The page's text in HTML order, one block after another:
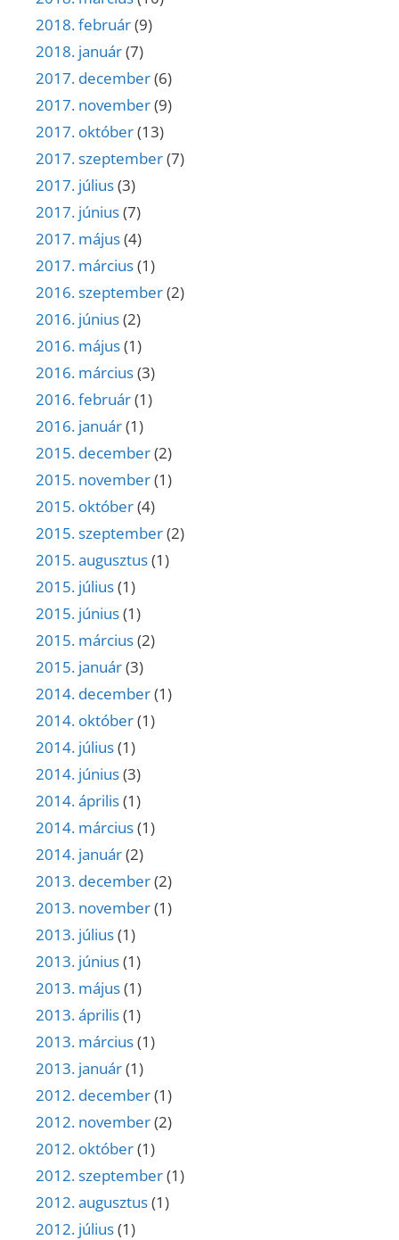
2018. február(9)
2018. január(7)
2017. december(6)
2017. november(9)
2017. október(13)
2017. szeptember(7)
2017. július(3)
2017. június(7)
2017. május(4)
2017. március(1)
2016. szeptember(2)
2016. június(2)
2016. május(1)
2016. március(3)
2016. február(1)
2016. január(1)
2015. december(2)
2015. november(1)
2015. október(4)
2015. szeptember(2)
2015. augusztus(1)
2015. július(1)
2015. június(1)
2015. március(2)
2015. január(3)
2014. december(1)
2014. október(1)
2014. július(1)
2014. június(3)
2014. április(1)
2014. március(1)
2014. január(2)
2013. december(2)
2013. november(1)
2013. július(1)
2013. június(1)
2013. május(1)
2013. április(1)
2013. március(1)
2013. január(1)
2012. december(1)
2012. november(2)
2012. október(1)
2012. szeptember(1)
2012. augusztus(1)
2012. július(1)